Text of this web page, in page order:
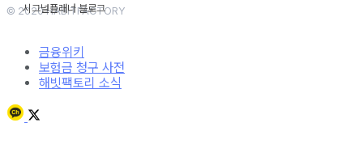
© 2020 HABITFACTORY
금융위키
보험금 청구 사전
해빗팩토리 소식